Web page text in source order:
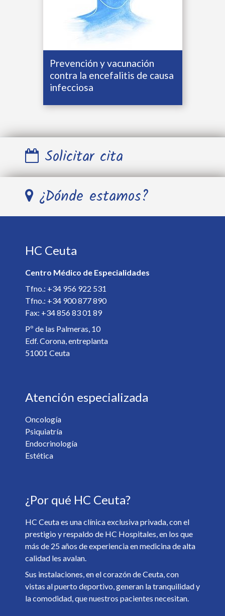
Prevención y vacunación
contra la encefalitis de causa
infecciosa
Solicitar cita
Teléfono *
E-mail *
Especialista *
¿Desea recibir información de nuestro centro? *
Sí
No
Privacidad. *
¿Dónde estamos?
HC Ceuta
Centro Médico de Especialidades
Tfno.: +34 956 922 531
Tfno.: +34 900 877 890
Fax: +34 856 83 01 89
Pº de las Palmeras, 10
Edf. Corona, entreplanta
51001 Ceuta
Atención especializada
Oncología
Psiquiatría
Endocrinología
Estética
¿Por qué HC Ceuta?
HC Ceuta es una clínica exclusiva privada, con el
prestigio y respaldo de HC Hospitales, en los que
más de 25 años de experiencia en medicina de alta
calidad les avalan.
Sus instalaciones, en el corazón de Ceuta, con
vistas al puerto deportivo, generan la tranquilidad y
la comodidad, que nuestros pacientes necesitan.